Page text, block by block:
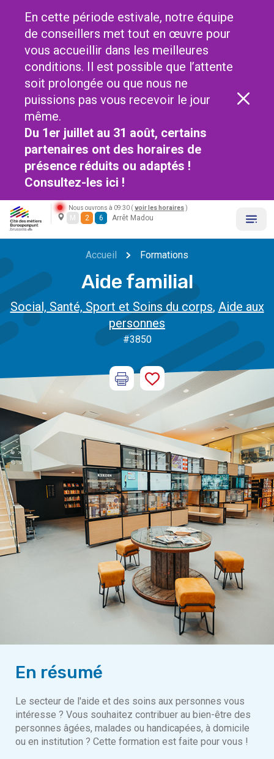
En cette période estivale, notre équipe
de conseillers met tout en œuvre pour
vous accueillir dans les meilleures
conditions. Il est possible que l’attente
soit prolongée ou que nous ne
puissions pas vous recevoir le jour
même.
Du 1er juillet au 31 août, certains
partenaires ont des horaires de
présence réduits ou adaptés !
Consultez-les ici !
Nous ouvrons à 09:30 ( voir les horaires )
M 2 6 Arrêt Madou
Accueil Formations
Aide familial
Social, Santé, Sport et Soins du corps, Aide aux
personnes
#3850
En résumé
Le secteur de l'aide et des soins aux personnes vous
intéresse ? Vous souhaitez contribuer au bien-être des
personnes âgées, malades ou handicapées, à domicile
ou en institution ? Cette formation est faite pour vous !